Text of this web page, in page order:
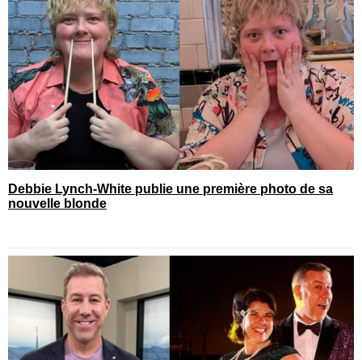
Debbie Lynch-White publie une première photo de sa
nouvelle blonde